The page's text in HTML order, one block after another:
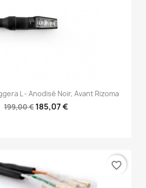
L - Anodisé Noir, Avant Rizoma
199,00 € 185,07 €
favorite_border